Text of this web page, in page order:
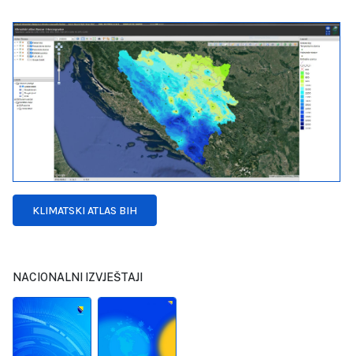
KLIMATSKI ATLAS BIH
NACIONALNI IZVJEŠTAJI